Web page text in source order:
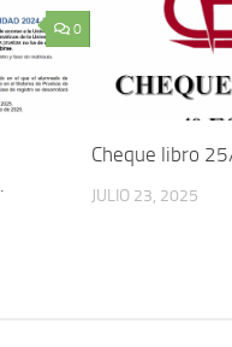
0
Cheque libro
JULIO 23, 2025